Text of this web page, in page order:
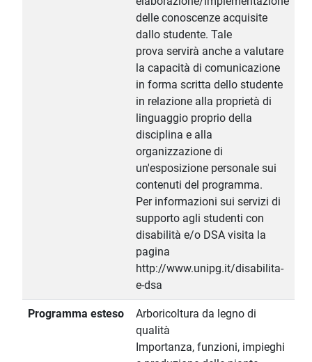
delle conoscenze acquisite
dallo studente. Tale
prova servirà anche a valutare
la capacità di comunicazione
in forma scritta dello studente
in relazione alla proprietà di
linguaggio proprio della
disciplina e alla
organizzazione di
un'esposizione personale sui
contenuti del programma.
Per informazioni sui servizi di
supporto agli studenti con
disabilità e/o DSA visita la
pagina
http://www.unipg.it/disabilita-
e-dsa
Programma esteso
Arboricoltura da legno di
qualità
Importanza, funzioni, impieghi